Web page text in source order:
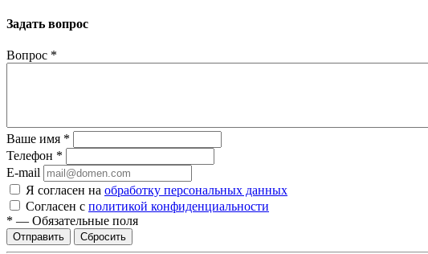
Задать вопрос
Вопрос *
Ваше имя *
Телефон *
E-mail
Я согласен на обработку персональных данных
Согласен с политикой конфиденциальности
* — Обязательные поля
Сбросить